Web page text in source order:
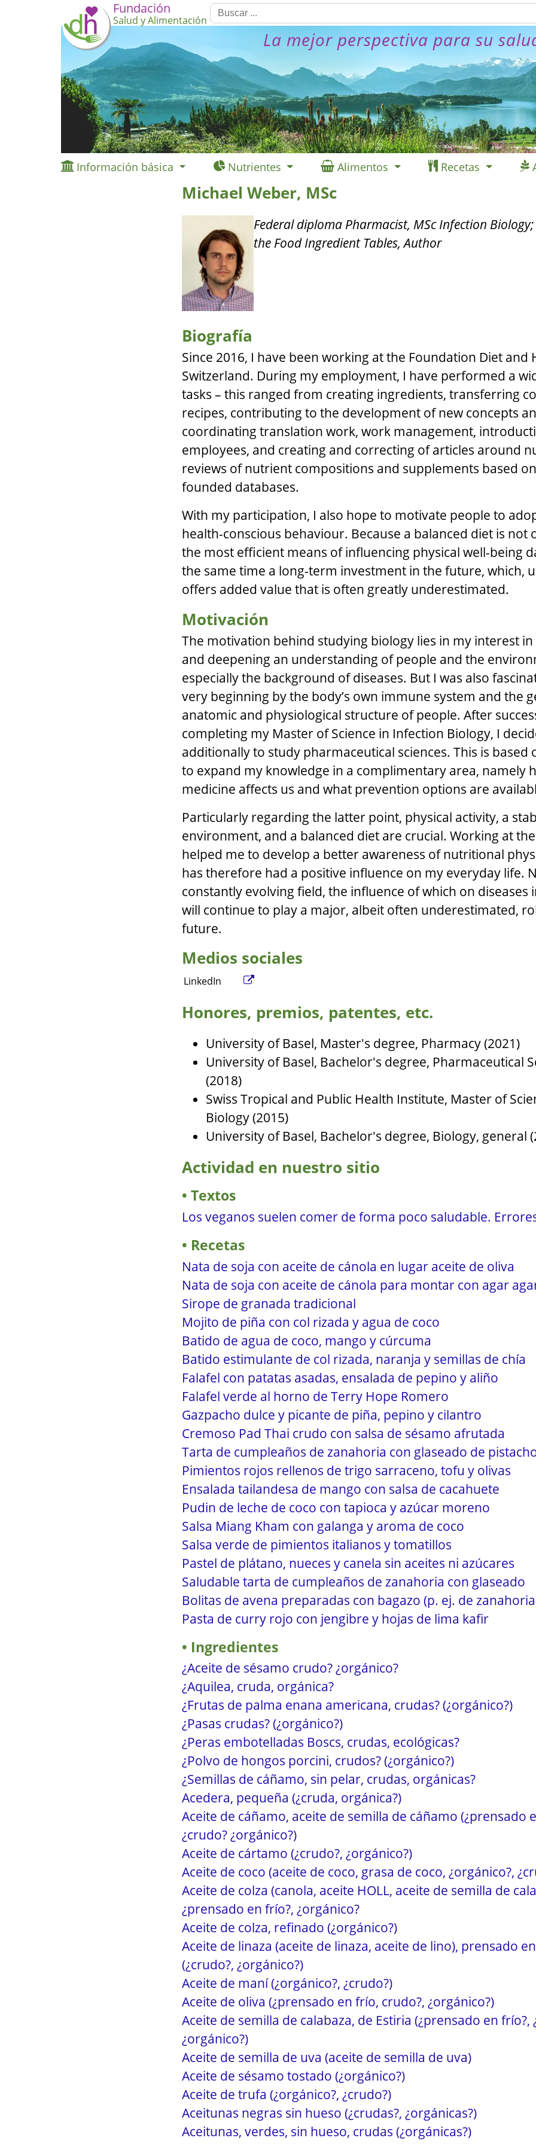
Fundación
Salud y Alimentación
La mejor perspectiva para su
Información básica Nutrientes Alimentos Recetas
Michael Weber, MSc
Federal diploma Pharmacist, MSc Infection
the Food Ingredient Tables, Author
Biografía
Since 2016, I have been working at the Foundation Diet and
Switzerland. During my employment, I have performed a
tasks – this ranged from creating ingredients, transferring
recipes, contributing to the development of new concepts
coordinating translation work, work management,
employees, and creating and correcting of articles around
reviews of nutrient compositions and supplements based
founded databases.
With my participation, I also hope to motivate people to
health-conscious behaviour. Because a balanced diet is not
the most efficient means of influencing physical well-being
the same time a long-term investment in the future, which,
offers added value that is often greatly underestimated.
Motivación
The motivation behind studying biology lies in my interest
and deepening an understanding of people and the
especially the background of diseases. But I was also
very beginning by the body’s own immune system and the
anatomic and physiological structure of people. After
completing my Master of Science in Infection Biology, I
additionally to study pharmaceutical sciences. This is based
to expand my knowledge in a complimentary area, namely
medicine affects us and what prevention options are
Particularly regarding the latter point, physical activity, a
environment, and a balanced diet are crucial. Working at
helped me to develop a better awareness of nutritional
has therefore had a positive influence on my everyday life.
constantly evolving field, the influence of which on diseases
will continue to play a major, albeit often underestimated,
future.
Medios sociales
LinkedIn
Honores, premios, patentes, etc.
University of Basel, Master's degree, Pharmacy (2021)
University of Basel, Bachelor's degree, Pharmaceutical
(2018)
Swiss Tropical and Public Health Institute, Master of
Biology (2015)
University of Basel, Bachelor's degree, Biology, general
Actividad en nuestro sitio
Textos
Los veganos suelen comer de forma poco saludable.
Recetas
Nata de soja con aceite de cánola en lugar aceite de oliva
Nata de soja con aceite de cánola para montar con agar
Sirope de granada tradicional
Mojito de piña con col rizada y agua de coco
Batido de agua de coco, mango y cúrcuma
Batido estimulante de col rizada, naranja y semillas de chía
Falafel con patatas asadas, ensalada de pepino y aliño
Falafel verde al horno de Terry Hope Romero
Gazpacho dulce y picante de piña, pepino y cilantro
Cremoso Pad Thai crudo con salsa de sésamo afrutada
Tarta de cumpleaños de zanahoria con glaseado de
Pimientos rojos rellenos de trigo sarraceno, tofu y olivas
Ensalada tailandesa de mango con salsa de cacahuete
Pudin de leche de coco con tapioca y azúcar moreno
Salsa Miang Kham con galanga y aroma de coco
Salsa verde de pimientos italianos y tomatillos
Pastel de plátano, nueces y canela sin aceites ni azúcares
Saludable tarta de cumpleaños de zanahoria con glaseado
Bolitas de avena preparadas con bagazo (p. ej. de
Pasta de curry rojo con jengibre y hojas de lima kafir
Ingredientes
¿Aceite de sésamo crudo? ¿orgánico?
¿Aquilea, cruda, orgánica?
¿Frutas de palma enana americana, crudas? (¿orgánico?)
¿Pasas crudas? (¿orgánico?)
¿Peras embotelladas Boscs, crudas, ecológicas?
¿Polvo de hongos porcini, crudos? (¿orgánico?)
¿Semillas de cáñamo, sin pelar, crudas, orgánicas?
Acedera, pequeña (¿cruda, orgánica?)
Aceite de cáñamo, aceite de semilla de cáñamo (¿prensado
¿crudo? ¿orgánico?)
Aceite de cártamo (¿crudo?, ¿orgánico?)
Aceite de coco (aceite de coco, grasa de coco, ¿orgánico?,
Aceite de colza (canola, aceite HOLL, aceite de semilla de
¿prensado en frío?, ¿orgánico?
Aceite de colza, refinado (¿orgánico?)
Aceite de linaza (aceite de linaza, aceite de lino), prensado
(¿crudo?, ¿orgánico?)
Aceite de maní (¿orgánico?, ¿crudo?)
Aceite de oliva (¿prensado en frío, crudo?, ¿orgánico?)
Aceite de semilla de calabaza, de Estiria (¿prensado en frío?,
¿orgánico?)
Aceite de semilla de uva (aceite de semilla de uva)
Aceite de sésamo tostado (¿orgánico?)
Aceite de trufa (¿orgánico?, ¿crudo?)
Aceitunas negras sin hueso (¿crudas?, ¿orgánicas?)
Aceitunas, verdes, sin hueso, crudas (¿orgánicas?)